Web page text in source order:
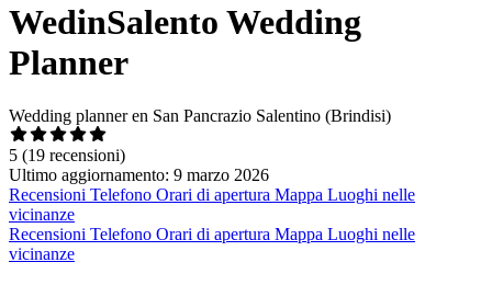
WedinSalento Wedding
Planner
Wedding planner en San Pancrazio Salentino (Brindisi)
5 (19 recensioni)
Ultimo aggiornamento: 9 marzo 2026
Recensioni Telefono Orari di apertura Mappa Luoghi nelle
vicinanze
Recensioni Telefono Orari di apertura Mappa Luoghi nelle
vicinanze